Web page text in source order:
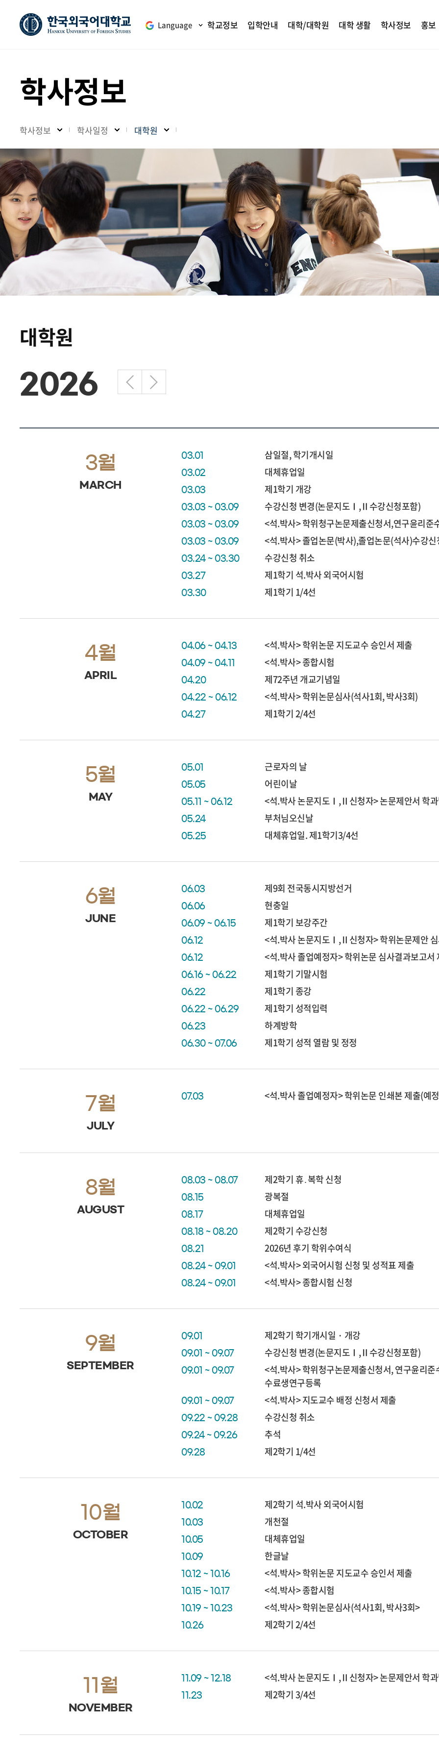
Language 학교정보 입학안내 대학/대학원 대학 생활 학사정보 홍보
학사정보
학사정보 학사일정 대학원
대학원
2026
3월
MARCH
03.01 삼일절, 학기개시일
03.02 대체휴업일
03.03 제1학기 개강
03.03 ~ 03.09 수강신청 변경(논문지도Ⅰ,Ⅱ수강신청포함)
03.03 ~ 03.09 <석.박사> 학위청구논문제출신청서,연구윤리준
03.03 ~ 03.09 <석.박사> 졸업논문(박사),졸업논문(석사)수강
03.24 ~ 03.30 수강신청 취소
03.27 제1학기 석.박사 외국어시험
03.30 제1학기 1/4선
4월
APRIL
04.06 ~ 04.13 <석.박사> 학위논문 지도교수 승인서 제출
04.09 ~ 04.11 <석.박사> 종합시험
04.20 제72주년 개교기념일
04.22 ~ 06.12 <석.박사> 학위논문심사(석사1회, 박사3회)
04.27 제1학기 2/4선
5월
MAY
05.01 근로자의 날
05.05 어린이날
05.11 ~ 06.12 <석.박사 논문지도Ⅰ,Ⅱ신청자> 논문제안서 학
05.24 부처님오신날
05.25 대체휴업일. 제1학기3/4선
6월
JUNE
06.03 제9회 전국동시지방선거
06.06 현충일
06.09 ~ 06.15 제1학기 보강주간
06.12 <석.박사 논문지도Ⅰ,Ⅱ신청자> 학위논문제안
06.12 <석.박사 졸업예정자> 학위논문 심사결과보고서
06.16 ~ 06.22 제1학기 기말시험
06.22 제1학기 종강
06.22 ~ 06.29 제1학기 성적입력
06.23 하계방학
06.30 ~ 07.06 제1학기 성적 열람 및 정정
7월
JULY
07.03 <석.박사 졸업예정자> 학위논문 인쇄본 제출(예
8월
AUGUST
08.03 ~ 08.07 제2학기 휴․복학 신청
08.15 광복절
08.17 대체휴업일
08.18 ~ 08.20 제2학기 수강신청
08.21 2026년 후기 학위수여식
08.24 ~ 09.01 <석.박사> 외국어시험 신청 및 성적표 제출
08.24 ~ 09.01 <석.박사> 종합시험 신청
9월
SEPTEMBER
09.01 제2학기 학기개시일・개강
09.01 ~ 09.07 수강신청 변경(논문지도Ⅰ,Ⅱ수강신청포함)
09.01 ~ 09.07
<석.박사> 학위청구논문제출신청서, 연구윤리
수료생연구등록
09.01 ~ 09.07 <석.박사> 지도교수 배정 신청서 제출
09.22 ~ 09.28 수강신청 취소
09.24 ~ 09.26 추석
09.28 제2학기 1/4선
10월
OCTOBER
10.02 제2학기 석.박사 외국어시험
10.03 개천절
10.05 대체휴업일
10.09 한글날
10.12 ~ 10.16 <석.박사> 학위논문 지도교수 승인서 제출
10.15 ~ 10.17 <석.박사> 종합시험
10.19 ~ 10.23 <석.박사> 학위논문심사(석사1회, 박사3회>
10.26 제2학기 2/4선
11월
NOVEMBER
11.09 ~ 12.18 <석.박사 논문지도Ⅰ,Ⅱ신청자> 논문제안서 학
11.23 제2학기 3/4선